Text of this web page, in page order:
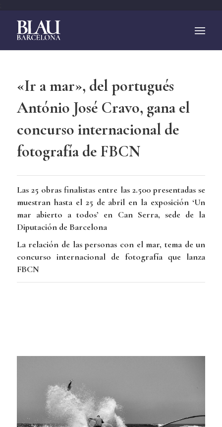
«Ir a mar», del portugués
António José Cravo, gana el
concurso internacional de
fotografía de FBCN
Las 25 obras finalistas entre las 2.500 presentadas se
muestran hasta el 25 de abril en la exposición ‘Un
mar abierto a todos’ en Can Serra, sede de la
Diputación de Barcelona
La relación de las personas con el mar, tema de un
concurso internacional de fotografía que lanza
FBCN